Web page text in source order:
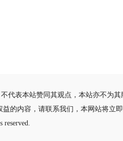
代表本站赞同其观点，本站亦不为
的内容，请联系我们，本网站将立即
reserved.